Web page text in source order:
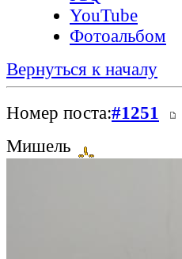
YouTube
Фотоальбом
Вернуться к началу
Номер поста:#1251
Мишель